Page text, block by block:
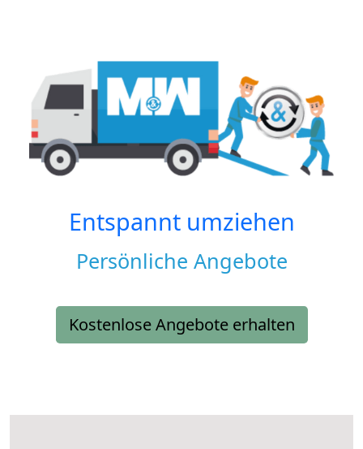
Entspannt umziehen
Persönliche Angebote
Kostenlose Angebote erhalten